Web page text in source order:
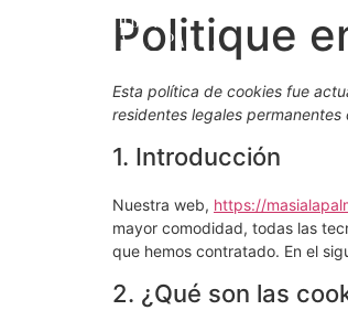
Politique
Esta política de cookies fue
residentes legales permanentes
1. Introducción
Nuestra web, https://
mayor comodidad, todas las
que hemos contratado. En el
2. ¿Qué son las